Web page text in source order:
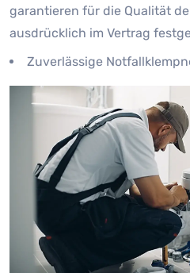
garantieren für die Qualität
ausdrücklich im Vertrag
Zuverlässige